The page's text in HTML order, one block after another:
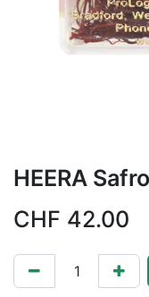
HEERA
CHF 42.00